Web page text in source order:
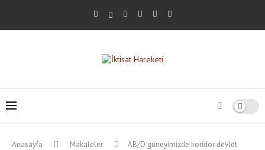
Anasayfa Makaleler
AB/D güneyimizde koridor devlet